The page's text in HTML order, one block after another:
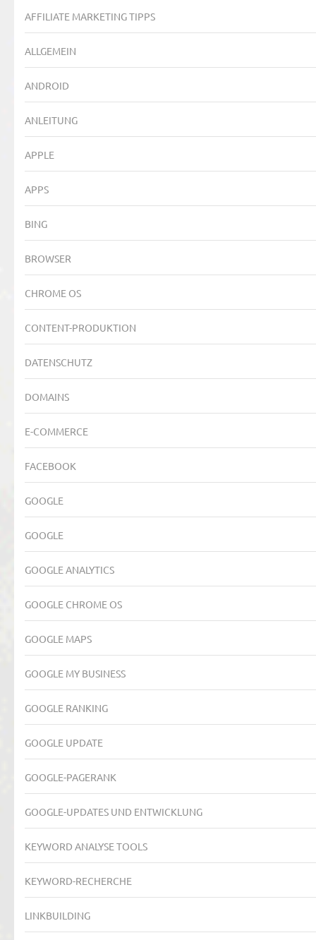
AFFILIATE MARKETING TIPPS
ALLGEMEIN
ANDROID
ANLEITUNG
APPLE
APPS
BING
BROWSER
CHROME OS
CONTENT-PRODUKTION
DATENSCHUTZ
DOMAINS
E-COMMERCE
FACEBOOK
GOOGLE
GOOGLE
GOOGLE ANALYTICS
GOOGLE CHROME OS
GOOGLE MAPS
GOOGLE MY BUSINESS
GOOGLE RANKING
GOOGLE UPDATE
GOOGLE-PAGERANK
GOOGLE-UPDATES UND ENTWICKLUNG
KEYWORD ANALYSE TOOLS
KEYWORD-RECHERCHE
LINKBUILDING